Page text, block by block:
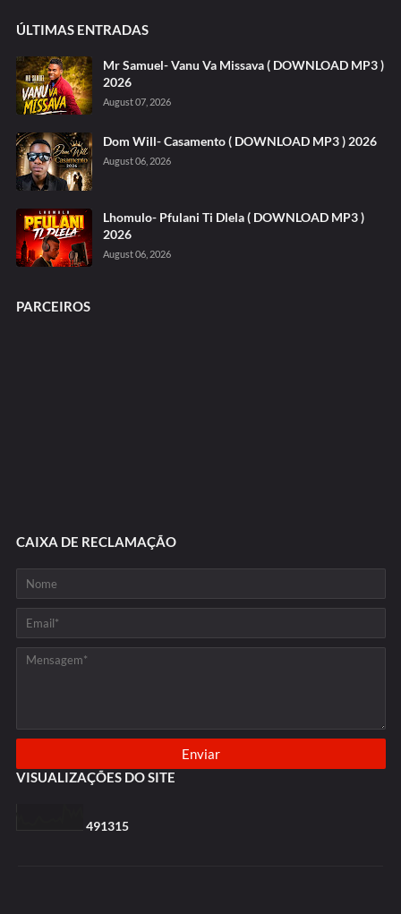
ÚLTIMAS ENTRADAS
Mr Samuel- Vanu Va Missava ( DOWNLOAD MP3 )
2026
August 07, 2026
Dom Will- Casamento ( DOWNLOAD MP3 ) 2026
August 06, 2026
Lhomulo- Pfulani Ti Dlela ( DOWNLOAD MP3 )
2026
August 06, 2026
PARCEIROS
CAIXA DE RECLAMAÇÃO
VISUALIZAÇÕES DO SITE
491315